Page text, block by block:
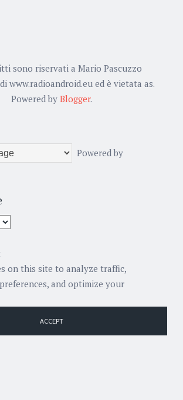
sono riservati a Mario Pascuzzo
www.radioandroid.eu ed è vietata as.
Powered by Blogger.
Powered by
on this site to analyze traffic,
and optimize your
ACCEPT